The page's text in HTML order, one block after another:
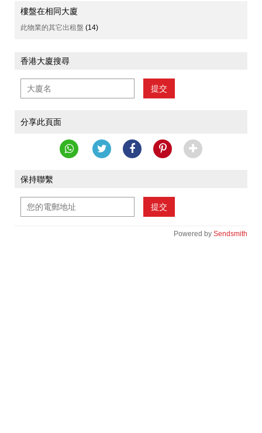
樓盤在相同大廈
此物業的其它出租盤 (14)
香港大廈搜尋
提交
分享此頁面
保持聯繫
提交
Powered by Sendsmith